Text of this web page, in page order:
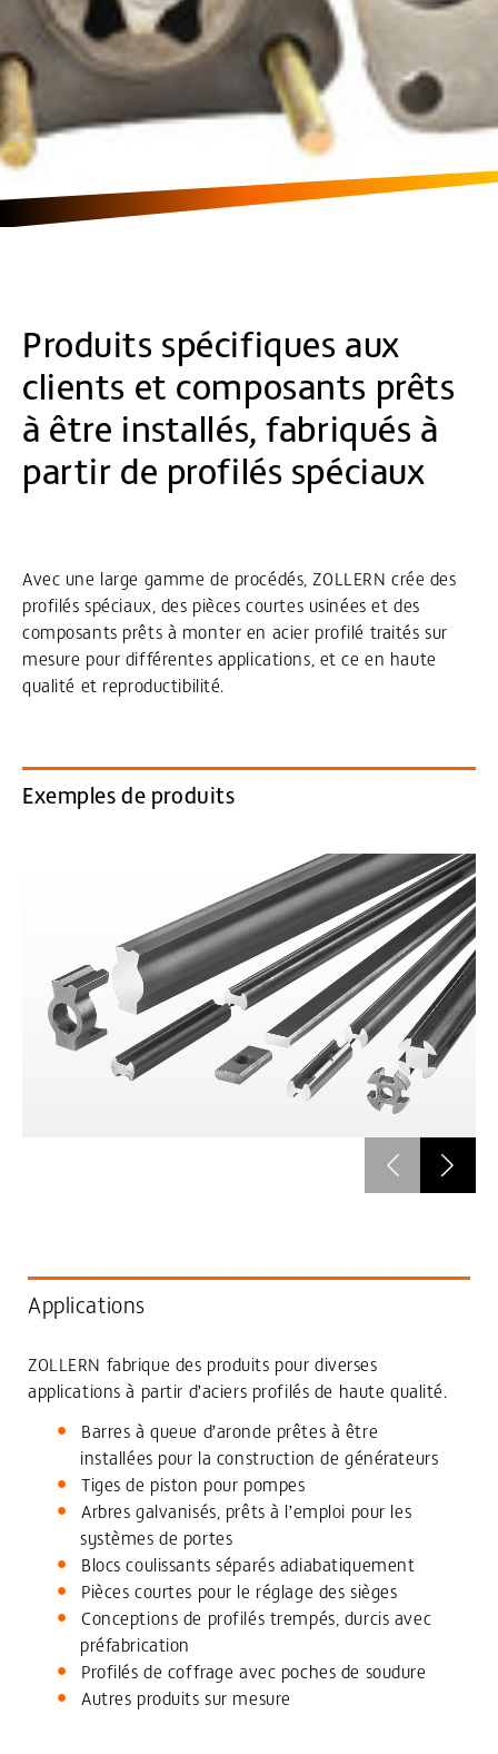
Produits spécifiques aux
clients et composants prêts
à être installés, fabriqués à
partir de profilés spéciaux
Avec une large gamme de procédés, ZOLLERN crée des
profilés spéciaux, des pièces courtes usinées et des
composants prêts à monter en acier profilé traités sur
mesure pour différentes applications, et ce en haute
qualité et reproductibilité.
Exemples de produits
Applications
ZOLLERN fabrique des produits pour diverses
applications à partir d’aciers profilés de haute qualité.
Barres à queue d’aronde prêtes à être
installées pour la construction de générateurs
Tiges de piston pour pompes
Arbres galvanisés, prêts à l’emploi pour les
systèmes de portes
Blocs coulissants séparés adiabatiquement
Pièces courtes pour le réglage des sièges
Conceptions de profilés trempés, durcis avec
préfabrication
Profilés de coffrage avec poches de soudure
Autres produits sur mesure